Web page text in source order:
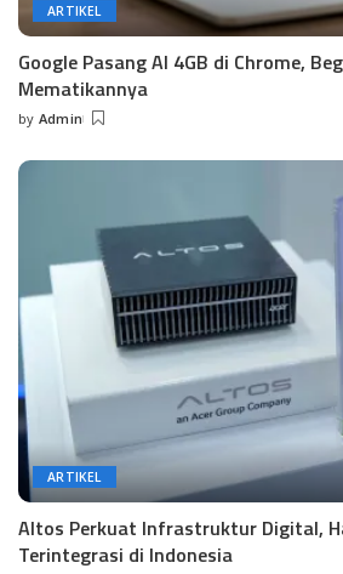
ARTIKEL
Google Pasang AI 4GB di Chrome,
Mematikannya
Posted
by Admin
ARTIKEL
Altos Perkuat Infrastruktur Digital,
Terintegrasi di Indonesia